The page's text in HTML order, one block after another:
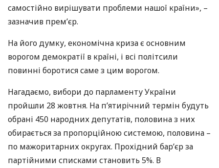
самостійно вирішувати проблеми нашої країни», –
зазначив прем’єр.
На його думку, економічна криза є основним
ворогом демократії в країні, і всі політсили
повинні боротися саме з цим ворогом.
Нагадаємо, вибори до парламенту України
пройшли 28 жовтня. На п’ятирічний термін будуть
обрані 450 народних депутатів, половина з них
обирається за пропорційною системою, половина –
по мажоритарних округах. Прохідний бар’єр за
партійними списками становить 5%. В